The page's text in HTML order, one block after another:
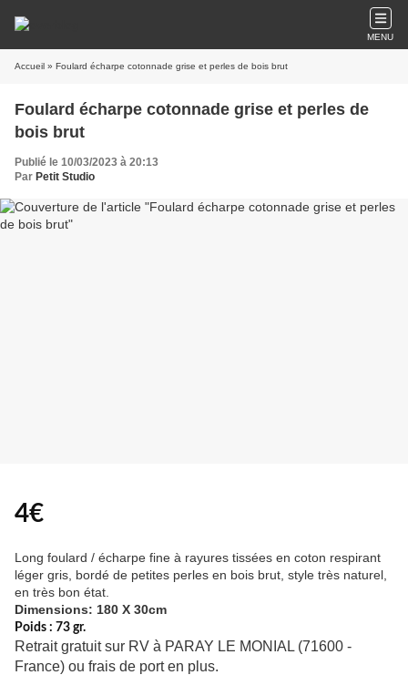
MENU
Accueil » Foulard écharpe cotonnade grise et perles de bois brut
Foulard écharpe cotonnade grise et perles de
bois brut
Publié le 10/03/2023 à 20:13
Par Petit Studio
4€
Long foulard / écharpe fine à rayures tissées en coton respirant
léger gris, bordé de petites perles en bois brut, style très naturel,
en très bon état.
Dimensions: 180 X 30cm
Poids : 73 gr.
Retrait gratuit sur RV à PARAY LE MONIAL (71600 -
France) ou frais de port en plus.